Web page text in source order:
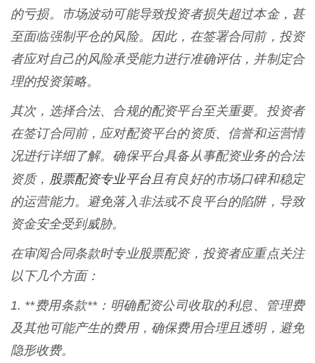
的亏损。市场波动可能导致投资者损失超过本金，甚
至面临强制平仓的风险。因此，在签署合同前，投资
者应对自己的风险承受能力进行准确评估，并制定合
理的投资策略。
其次，选择合法、合规的配资平台至关重要。投资者
在签订合同前，应对配资平台的资质、信誉和运营情
况进行详细了解。确保平台具备从事配资业务的合法
资质， 股票配资专业平台且有良好的市场口碑和稳定
的运营能力。避免落入非法或不良平台的陷阱，导致
资金安全受到威胁。
在审阅合同条款时专业股票配资，投资者应重点关注
以下几个方面：
1. **费用条款**：明确配资公司收取的利息、管理费
及其他可能产生的费用，确保费用合理且透明，避免
隐形收费。